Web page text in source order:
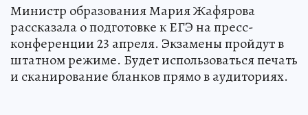
Министр образования Мария Жафярова
рассказала о подготовке к ЕГЭ на пресс-
конференции 23 апреля. Экзамены пройдут в
штатном режиме. Будет использоваться печать
и сканирование бланков прямо в аудиториях.